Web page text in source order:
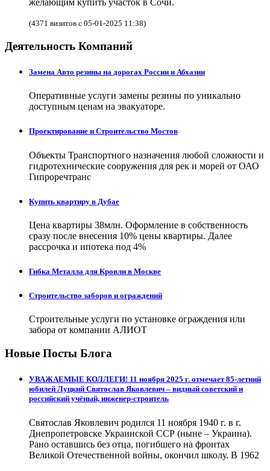
желающим купить участок в Сочи.
(4371 визитов с 05-01-2025 11:38)
Деятельность Компаний
Замена Авто резины на дорогах России и Абхазии
Оперативные услуги замены резины по уникально
доступным ценам на эвакуаторе.
Проектирование и Строительство Мостов
Объекты Транспортного назначения любой сложности и
гидротехнические сооружения для рек и морей от ОАО
Гипроречтранс
Купить квартиру в Дубае
Цена квартиры 38млн. Оформление в собственность
сразу после внесения 10% цены квартиры. Далее
рассрочка и ипотека под 4%
Гибка Металла для Кровли в Москве
Строительство заборов и ограждений
Строительные услуги по установке ограждения или
забора от компании АЛИОТ
Новые Посты Блога
УВАЖАЕМЫЕ КОЛЛЕГИ! 11 ноября 2025 г. отмечает 85-летний
юбилей Луцкий Святослав Яковлевич – видный советский и
российский учёный, инженер-строитель
Святослав Яковлевич родился 11 ноября 1940 г. в г.
Днепропетровске Украинской ССР (ныне – Украина).
Рано оставшись без отца, погибшего на фронтах
Великой Отечественной войны, окончил школу. В 1962